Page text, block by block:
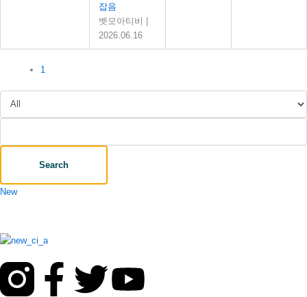
잡음
벳모아티비 |
2026.06.16
1
Search
New
F
T Y